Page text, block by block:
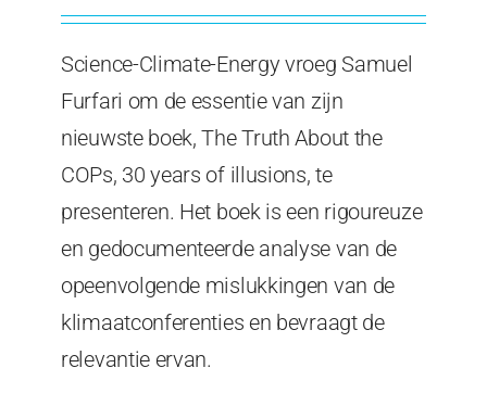
Science-Climate-Energy vroeg Samuel
Furfari om de essentie van zijn
nieuwste boek, The Truth About the
COPs, 30 years of illusions, te
presenteren. Het boek is een rigoureuze
en gedocumenteerde analyse van de
opeenvolgende mislukkingen van de
klimaatconferenties en bevraagt de
relevantie ervan.